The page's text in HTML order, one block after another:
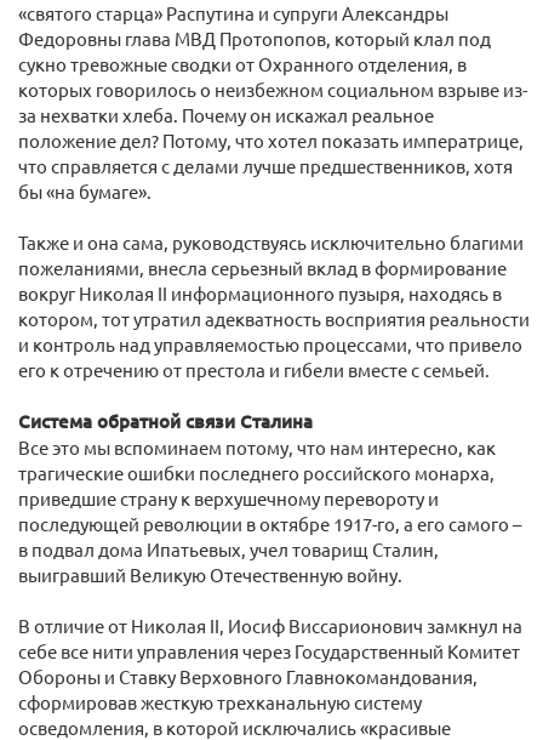
«святого старца» Распутина и супруги Александры
Федоровны глава МВД Протопопов, который клал под
сукно тревожные сводки от Охранного отделения, в
которых говорилось о неизбежном социальном взрыве из-
за нехватки хлеба. Почему он искажал реальное
положение дел? Потому, что хотел показать императрице,
что справляется с делами лучше предшественников, хотя
бы «на бумаге».
Также и она сама, руководствуясь исключительно благими
пожеланиями, внесла серьезный вклад в формирование
вокруг Николая II информационного пузыря, находясь в
котором, тот утратил адекватность восприятия реальности
и контроль над управляемостью процессами, что привело
его к отречению от престола и гибели вместе с семьей.
Система обратной связи Сталина
Все это мы вспоминаем потому, что нам интересно, как
трагические ошибки последнего российского монарха,
приведшие страну к верхушечному перевороту и
последующей революции в октябре 1917-го, а его самого –
в подвал дома Ипатьевых, учел товарищ Сталин,
выигравший Великую Отечественную войну.
В отличие от Николая II, Иосиф Виссарионович замкнул на
себе все нити управления через Государственный Комитет
Обороны и Ставку Верховного Главнокомандования,
сформировав жесткую трехканальную систему
осведомления, в которой исключались «красивые